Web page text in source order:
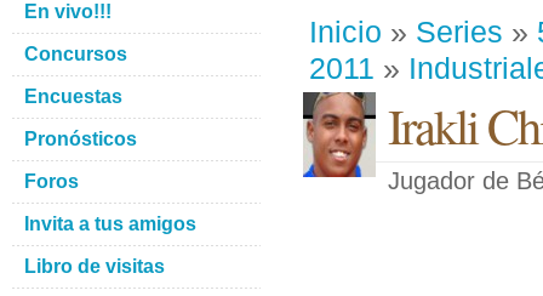
Inicio » Series »
2011 »
Irakli
Jugador de
En vivo!!!
Concursos
Encuestas
Pronósticos
Foros
Invita a tus amigos
Libro de visitas